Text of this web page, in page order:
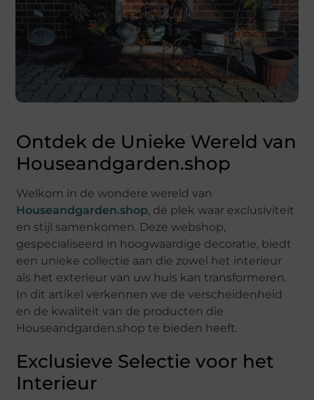
Ontdek de Unieke Wereld van
Houseandgarden.shop
Welkom in de wondere wereld van
Houseandgarden.shop, dé plek waar exclusiviteit
en stijl samenkomen. Deze webshop,
gespecialiseerd in hoogwaardige decoratie, biedt
een unieke collectie aan die zowel het interieur
als het exterieur van uw huis kan transformeren.
In dit artikel verkennen we de verscheidenheid
en de kwaliteit van de producten die
Houseandgarden.shop te bieden heeft.
Exclusieve Selectie voor het
Interieur